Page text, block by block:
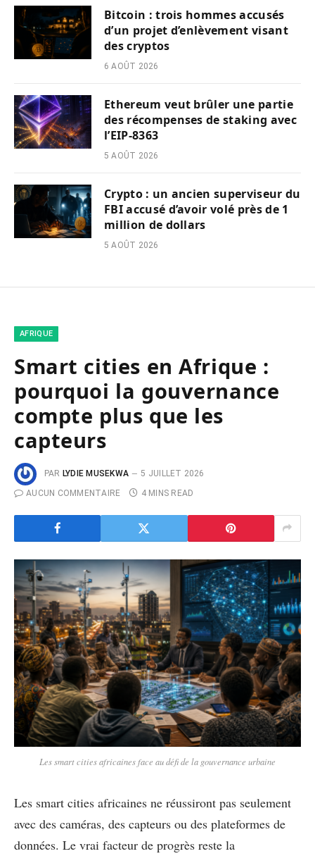
Bitcoin : trois hommes accusés
d’un projet d’enlèvement visant
des cryptos
6 AOÛT 2026
Ethereum veut brûler une partie
des récompenses de staking avec
l’EIP-8363
5 AOÛT 2026
Crypto : un ancien superviseur du
FBI accusé d’avoir volé près de 1
million de dollars
5 AOÛT 2026
AFRIQUE
Smart cities en Afrique :
pourquoi la gouvernance
compte plus que les
capteurs
PAR LYDIE MUSEKWA
5 JUILLET 2026
AUCUN COMMENTAIRE
4 MINS READ
Les smart cities africaines face au défi de la gouvernance urbaine
Les smart cities africaines ne réussiront pas seulement
avec des caméras, des capteurs ou des plateformes de
données. Le vrai facteur de progrès reste la